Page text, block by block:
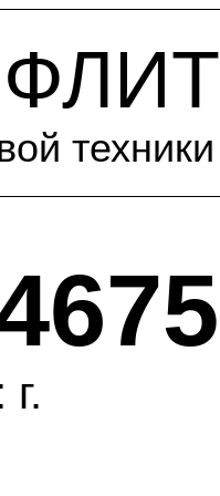
техники